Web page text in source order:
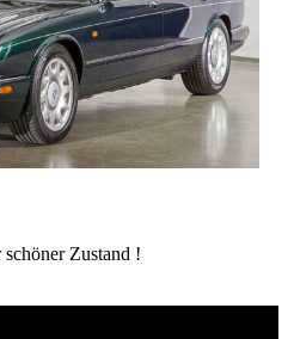
Zustand !